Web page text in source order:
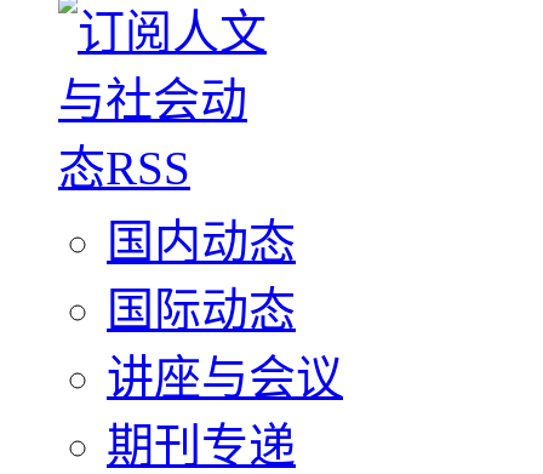
国内动态
国际动态
讲座与会议
期刊专递